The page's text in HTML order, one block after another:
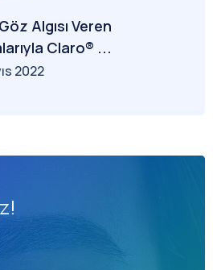
Algısı Veren
Claro® ...
2022